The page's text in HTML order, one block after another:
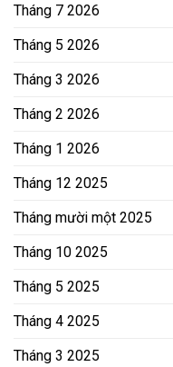
Tháng 7 2026
Tháng 5 2026
Tháng 3 2026
Tháng 2 2026
Tháng 1 2026
Tháng 12 2025
Tháng mười một 2025
Tháng 10 2025
Tháng 5 2025
Tháng 4 2025
Tháng 3 2025